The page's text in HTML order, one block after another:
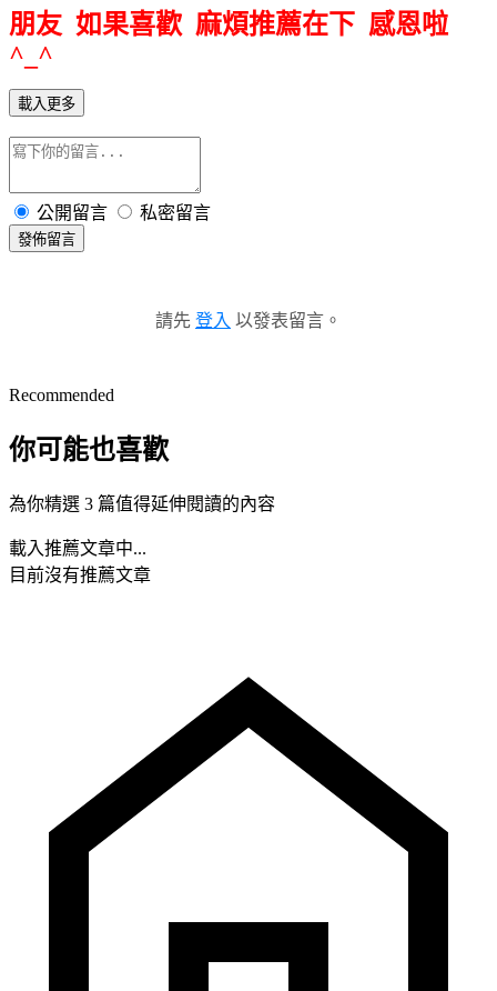
朋友 如果喜歡 麻煩推薦在下 感恩啦
^_^
載入更多
公開留言 私密留言
發佈留言
請先 登入 以發表留言。
Recommended
你可能也喜歡
為你精選 3 篇值得延伸閱讀的內容
載入推薦文章中...
目前沒有推薦文章